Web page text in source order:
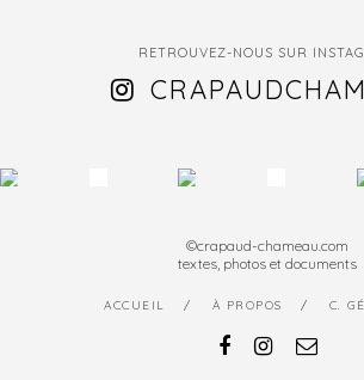
RETROUVEZ-NOUS SUR
©crapaud-chameau.com
textes, photos et documents
ACCUEIL À PROPOS C.